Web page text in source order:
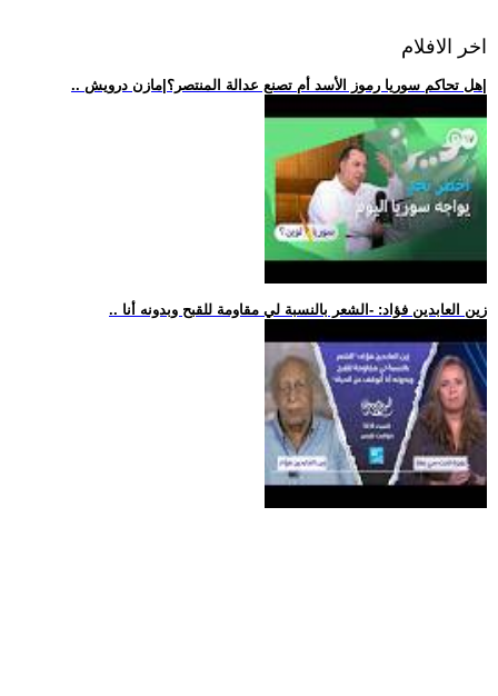
اخر الافلام
.. زين العابدين فؤاد: -الشعر بالنسبة لي مقاومة للقبح وبدونه أنا